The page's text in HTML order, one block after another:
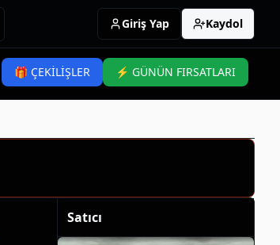
Giriş Yap Kaydol
🎁 ÇEKİLİŞLER ⚡ GÜNÜN FIRSATLARI
Satıcı